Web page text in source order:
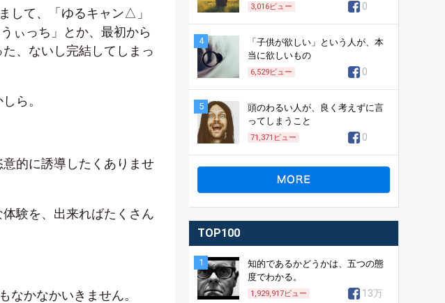
して、「ゆるキャン△」
ぃっち」とか、最初から
、ないし完結してしまっ
ら。
的に誘導したくありませ
験を、出来ればたくさん
なかなかいきません。
3,016ビュー 0
4
「子供が欲しい」という人が、本
当に欲しいもの
6,529ビュー 0
5
頭のわるい人が、良く考えずに言
ってしまうこと
71,371 ビュー 0
TOP100
1
知的であるかどうかは、五つの態
度でわかる。
1,929,917ビュー 13万